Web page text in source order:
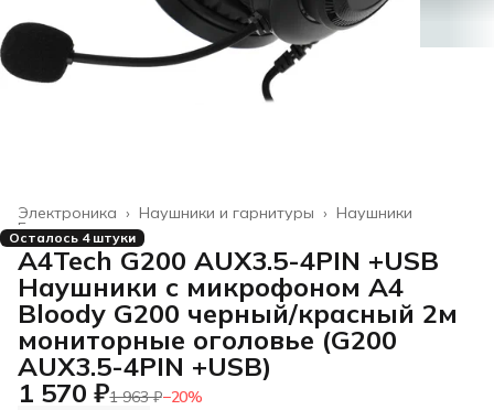
Наушники
Наушники и гарнитуры ›
Электроника ›
Главная ›
Осталось 4 штуки
A4Tech G200 AUX3.5-4PIN +USB
Наушники с микрофоном A4
Bloody G200 черный/красный 2м
мониторные оголовье (G200
AUX3.5-4PIN +USB)
1 570 ₽1 963 ₽−20%